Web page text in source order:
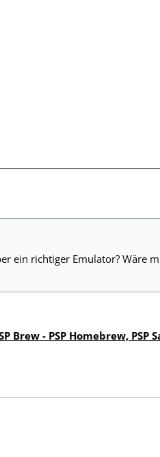
ein richtiger Emulator? Wäre
Brew - PSP Homebrew, PSP